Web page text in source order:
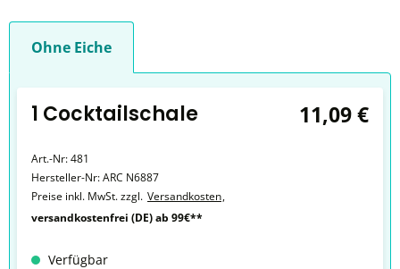
Ohne Eiche
1 Cocktailschale 11,09 €
Art.-Nr:481
Hersteller-Nr:ARC N6887
Preise inkl. MwSt. zzgl. Versandkosten,
versandkostenfrei (DE) ab 99€**
Verfügbar